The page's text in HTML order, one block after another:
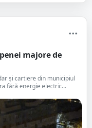
majore de
și cartiere din municipiul
fără energie electric...